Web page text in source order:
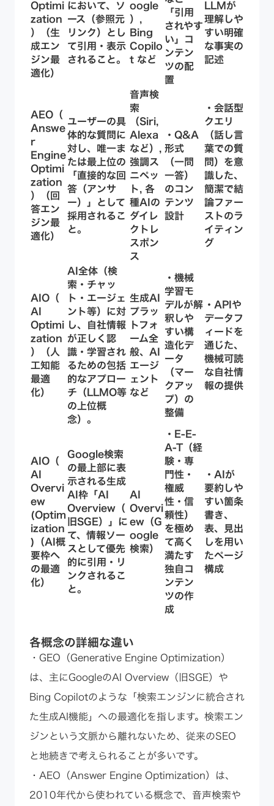
Optimi
zation
）（生
成エン
ジン最
適化）
において、 ソ
ース（参照元
リンク）とし
て引用・表示
されること。
oogle
）,
Bing
Copilo
t など
「引用
されやす
い」コ
ンテン
ツの配
置
LLMが
理解しや
すい明確
な事実の
記述
AEO（
Answe
r
Engine
Optimi
zation
）（回
答エン
ジン最
適化）
ユーザーの具
体的な質問に
対し、 唯一ま
たは最上位の
「直接的な回
答（アンサ
ー）」として
採用されるこ
と。
音声検
索
（Siri,
Alexa
など）,
強調ス
ニペッ
ト, 各
種AIの
ダイレ
クトレ
スポン
ス
・Q&A
形式
（一問
一答）
のコン
テンツ
設計
・会話型
クエリ
（話し言
葉での質
問）を意
識した、
簡潔で結
論ファー
ストのラ
イティン
グ
AIO（
AI
Optimi
zation
）（人
工知能
最適
化）
AI全体（検
索・チャッ
ト・エージェ
ント等）に対
し、自社情報
が正しく認
識・学習され
るための包括
的なアプロー
チ（LLMO等
の上位概
念） 。
生成AI
プラッ
トフォ
ーム全
般、AI
エージ
ェント
など
・機械
学習モ
デルが解
釈しや
すい構
造化デ
ータ
（マー
クアッ
プ）の
整備
・APIや
データフ
ィードを
通じた、
機械可読
な自社情
報の提供
AIO（
AI
Overvi
ew
(Optim
ization
)（AI概
要枠へ
の最適
化）
Google検索
の最上部に表
示される生成
AI枠「AI
Overview（
旧SGE）」に
て、 情報ソー
スとして優先
的に引用・リ
ンクされるこ
と。
AI
Overvi
ew（G
oogle
検索）
・E-E-
A-T（経
験・専
門性・
権威
性・信
頼性）
を極め
て高く
満たす
独自コ
ンテン
ツの作
成
・AIが
要約しや
すい箇条
書き、
表、見出
しを用い
たページ
構成
各概念の詳細な違い
・GEO（Generative Engine Optimization）
は、主にGoogleのAI Overview（旧SGE）や
Bing Copilotのような「検索エンジンに統合され
た生成AI機能」への最適化を指します。検索エン
ジンという文脈から離れないため、従来のSEO
と地続きで考えられることが多いです。
・AEO（Answer Engine Optimization）は、
2010年代から使われている概念で、音声検索や